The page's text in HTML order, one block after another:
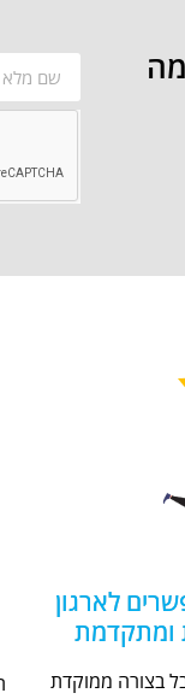
לארגון
ומתקדמת
בצורה ממוקדת